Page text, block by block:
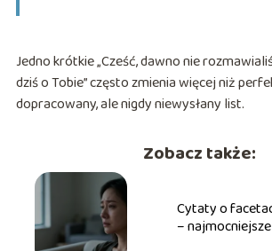
Jedno krótkie „Cześć, dawno nie
dziś o Tobie” często zmienia więcej niż
dopracowany, ale nigdy niewysłany list.
Zobacz także:
Cytaty o
–